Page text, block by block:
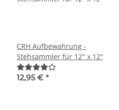
CRH Aufbewahrung -
Stehsammler für 12" x 12"
12,95 € *